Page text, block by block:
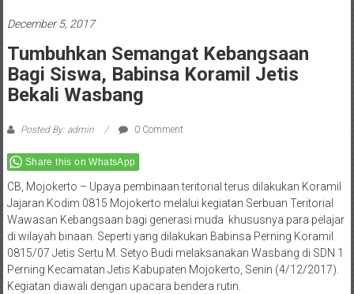
December 5, 2017
Tumbuhkan Semangat Kebangsaan
Bagi Siswa, Babinsa Koramil Jetis
Bekali Wasbang
Posted By: admin 0 Comment
Share this on WhatsApp
CB, Mojokerto – Upaya pembinaan teritorial terus dilakukan Koramil
Jajaran Kodim 0815 Mojokerto melalui kegiatan Serbuan Teritorial
Wawasan Kebangsaan bagi generasi muda khususnya para pelajar
di wilayah binaan. Seperti yang dilakukan Babinsa Perning Koramil
0815/07 Jetis Sertu M. Setyo Budi melaksanakan Wasbang di SDN 1
Perning Kecamatan Jetis Kabupaten Mojokerto, Senin (4/12/2017).
Kegiatan diawali dengan upacara bendera rutin.